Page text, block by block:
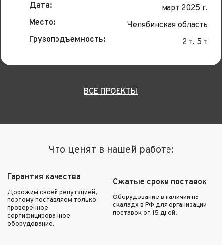
Дата:
март 2025 г.
Место:
Челябинская область
Грузоподъемность:
2 т, 5 т
ВСЕ ПРОЕКТЫ
Что ценят в нашей работе:
Гарантия качества
Дорожим своей репутацией,
поэтому поставляем только
проверенное
сертифицированное
оборудование.
Сжатые сроки поставок
Оборудование в наличии на
скаладх в РФ для организации
поставок от 15 дней.